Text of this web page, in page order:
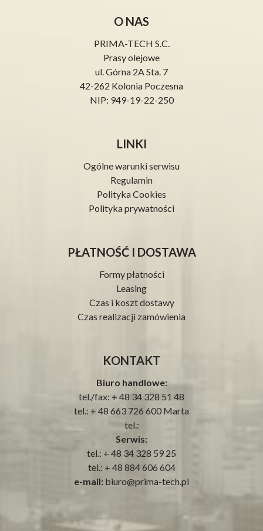
O NAS
PRIMA-TECH S.C.
Prasy olejowe
ul. Górna 2A Sta. 7
42-262 Kolonia Poczesna
NIP: 949-19-22-250
LINKI
Ogólne warunki serwisu
Regulamin
Polityka Cookies
Polityka prywatności
PŁATNOŚĆ I DOSTAWA
Formy płatności
Leasing
Czas i koszt dostawy
Czas realizacji zamówienia
KONTAKT
Biuro handlowe:
tel./fax: + 48 34 328 51 48
tel.: + 48 663 726 600 Marta
tel.:
Serwis:
tel.: + 48 34 328 59 25
tel.: ‪+ 48 884 606 604‬
e-mail: biuro@prima-tech.pl